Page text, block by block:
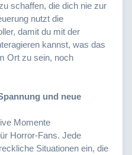
schaffen, die dich nie zur
nutzt die
damit du mit der
kannst, was das
Ort zu sein, noch
und neue
Momente
Horror-Fans. Jede
Situationen ein, die